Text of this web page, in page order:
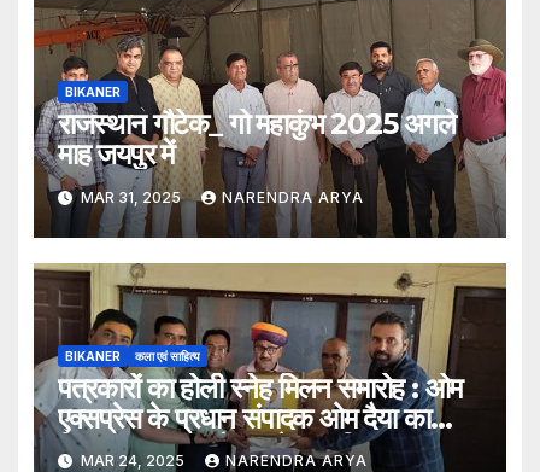
BIKANER
राजस्थान गौटेक_ गो महाकुंभ 2025 अगले
माह जयपुर में
MAR 31, 2025 NARENDRA ARYA
BIKANER कला एवं साहित्य
पत्रकारों का होली स्नेह मिलन समारोह : ओम
एक्सप्रेस के प्रधान संपादक ओम दैया का
किया “पत्रकार गौरव” से सम्मानित
MAR 24, 2025 NARENDRA ARYA